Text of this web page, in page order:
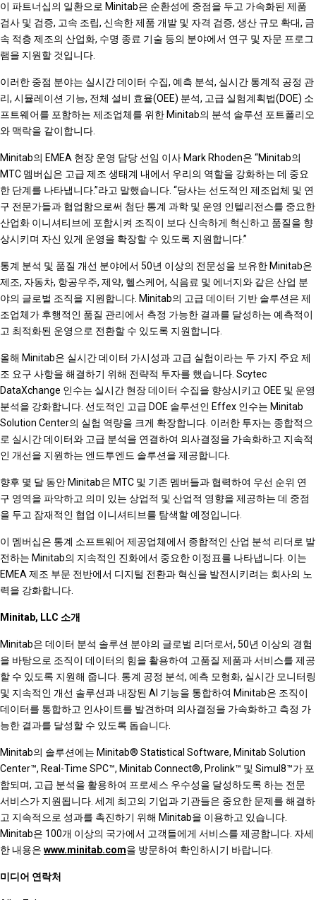
이 파트너십의 일환으로 Minitab은 순환성에 중점을 두고 가속화된 제품
검사 및 검증, 고속 조립, 신속한 제품 개발 및 자격 검증, 생산 규모 확대, 금
속 적층 제조의 산업화, 수명 종료 기술 등의 분야에서 연구 및 자문 프로그
램을 지원할 것입니다.
이러한 중점 분야는 실시간 데이터 수집, 예측 분석, 실시간 통계적 공정 관
리, 시뮬레이션 기능, 전체 설비 효율(OEE) 분석, 고급 실험계획법(DOE) 소
프트웨어를 포함하는 제조업체를 위한 Minitab의 분석 솔루션 포트폴리오
와 맥락을 같이합니다.
Minitab의 EMEA 현장 운영 담당 선임 이사 Mark Rhoden은 “Minitab의
MTC 멤버십은 고급 제조 생태계 내에서 우리의 역할을 강화하는 데 중요
한 단계를 나타냅니다.”라고 말했습니다. “당사는 선도적인 제조업체 및 연
구 전문가들과 협업함으로써 첨단 통계 과학 및 운영 인텔리전스를 중요한
산업화 이니셔티브에 포함시켜 조직이 보다 신속하게 혁신하고 품질을 향
상시키며 자신 있게 운영을 확장할 수 있도록 지원합니다.”
통계 분석 및 품질 개선 분야에서 50년 이상의 전문성을 보유한 Minitab은
제조, 자동차, 항공우주, 제약, 헬스케어, 식음료 및 에너지와 같은 산업 분
야의 글로벌 조직을 지원합니다. Minitab의 고급 데이터 기반 솔루션은 제
조업체가 후행적인 품질 관리에서 측정 가능한 결과를 달성하는 예측적이
고 최적화된 운영으로 전환할 수 있도록 지원합니다.
올해 Minitab은 실시간 데이터 가시성과 고급 실험이라는 두 가지 주요 제
조 요구 사항을 해결하기 위해 전략적 투자를 했습니다. Scytec
DataXchange 인수는 실시간 현장 데이터 수집을 향상시키고 OEE 및 운영
분석을 강화합니다. 선도적인 고급 DOE 솔루션인 Effex 인수는 Minitab
Solution Center의 실험 역량을 크게 확장합니다. 이러한 투자는 종합적으
로 실시간 데이터와 고급 분석을 연결하여 의사결정을 가속화하고 지속적
인 개선을 지원하는 엔드투엔드 솔루션을 제공합니다.
향후 몇 달 동안 Minitab은 MTC 및 기존 멤버들과 협력하여 우선 순위 연
구 영역을 파악하고 의미 있는 상업적 및 산업적 영향을 제공하는 데 중점
을 두고 잠재적인 협업 이니셔티브를 탐색할 예정입니다.
이 멤버십은 통계 소프트웨어 제공업체에서 종합적인 산업 분석 리더로 발
전하는 Minitab의 지속적인 진화에서 중요한 이정표를 나타냅니다. 이는
EMEA 제조 부문 전반에서 디지털 전환과 혁신을 발전시키려는 회사의 노
력을 강화합니다.
Minitab, LLC 소개
Minitab은 데이터 분석 솔루션 분야의 글로벌 리더로서, 50년 이상의 경험
을 바탕으로 조직이 데이터의 힘을 활용하여 고품질 제품과 서비스를 제공
할 수 있도록 지원해 줍니다. 통계 공정 분석, 예측 모형화, 실시간 모니터링
및 지속적인 개선 솔루션과 내장된 AI 기능을 통합하여 Minitab은 조직이
데이터를 통합하고 인사이트를 발견하며 의사결정을 가속화하고 측정 가
능한 결과를 달성할 수 있도록 돕습니다.
Minitab의 솔루션에는 Minitab® Statistical Software, Minitab Solution
Center™, Real-Time SPC™, Minitab Connect®, Prolink™ 및 Simul8™가 포
함되며, 고급 분석을 활용하여 프로세스 우수성을 달성하도록 하는 전문
서비스가 지원됩니다. 세계 최고의 기업과 기관들은 중요한 문제를 해결하
고 지속적으로 성과를 촉진하기 위해 Minitab을 이용하고 있습니다.
Minitab은 100개 이상의 국가에서 고객들에게 서비스를 제공합니다. 자세
한 내용은 www.minitab.com을 방문하여 확인하시기 바랍니다.
미디어 연락처